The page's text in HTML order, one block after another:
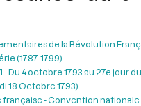
de la Révolution
(1787-1799)
- Du 4 octobre 1793 au 27e jour
18 Octobre 1793)
française - Convention nationale